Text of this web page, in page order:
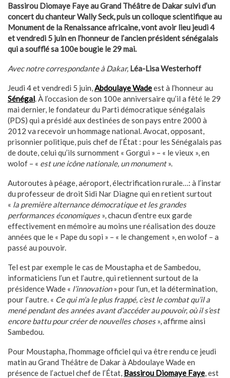
Bassirou Diomaye Faye au Grand Théâtre de Dakar suivi d’un
concert du chanteur Wally Seck, puis un colloque scientifique au
Monument de la Renaissance africaine, vont avoir lieu jeudi 4
et vendredi 5 juin en l’honneur de l’ancien président sénégalais
qui a soufflé sa 100e bougie le 29 mai.
Avec notre correspondante à Dakar, Léa-Lisa Westerhoff
Jeudi 4 et vendredi 5 juin,Abdoulaye Wadeest à l’honneur au
Sénégal. À l’occasion de son 100e anniversaire qu’il a fêté le 29
mai dernier, le fondateur du Parti démocratique sénégalais
(PDS) qui a présidé aux destinées de son pays entre 2000 à
2012 va recevoir un hommage national. Avocat, opposant,
prisonnier politique, puis chef de l’État : pour les Sénégalais pas
de doute, celui qu’ils surnomment « Gorgui » – « le vieux », en
wolof – « est une icône nationale, un monument».
Autoroutes à péage, aéroport, électrification rurale…: à l’instar
du professeur de droit Sidi Nar Diagne qui en retient surtout
« la première alternance démocratique et les grandes
performances économiques», chacun d’entre eux garde
effectivement en mémoire au moins une réalisation des douze
années que le « Pape du sopi » – « le changement », en wolof – a
passé au pouvoir.
Tel est par exemple le cas de Moustapha et de Sambedou,
informaticiens l’un et l’autre, qui retiennent surtout de la
présidence Wade « l’innovation» pour l’un, et la détermination,
pour l’autre. « Ce qui m’a le plus frappé, c’est le combat qu’il a
mené pendant des années avant d’accéder au pouvoir, où il s’est
encore battu pour créer de nouvelles choses», affirme ainsi
Sambedou.
Pour Moustapha, l’hommage officiel qui va être rendu ce jeudi
matin au Grand Théâtre de Dakar à Abdoulaye Wade en
présence de l’actuel chef de l’État, Bassirou Diomaye Faye, est